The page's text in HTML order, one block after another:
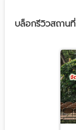
บล็อกรีวิวสถานที่